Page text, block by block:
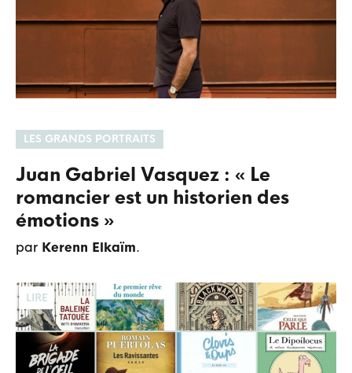
LES GRANDS PORTRAITS
Juan Gabriel Vasquez : « Le
romancier est un historien des
émotions »
par Kerenn Elkaïm.
LIRE